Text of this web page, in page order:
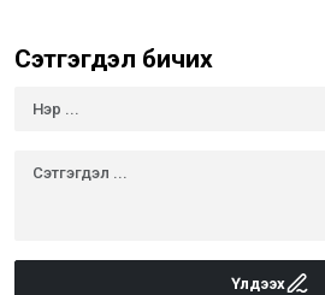
Сэтгэгдэл бичих
Үлдээх